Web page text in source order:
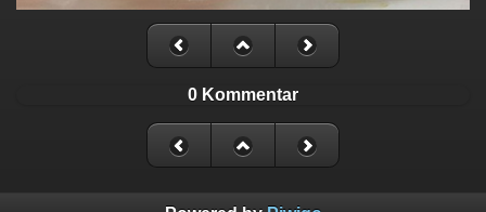
0 Kommentar